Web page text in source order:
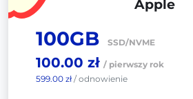
Apple
100GB SSD/NVME
100.00 zł / pierwszy rok
599.00 zł/ odnowienie